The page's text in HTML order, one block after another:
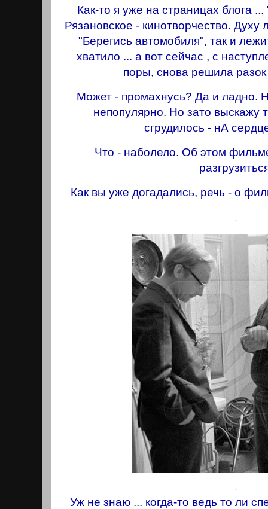
Как-то я уже на страницах блога
Рязановское - кинотворчество.
"Берегись автомобиля", так и
хватило ... а вот сейчас , с
поры, снова решила
Может - промахнусь? Да и ладно.
непопулярно. Но зато выскажу
сгрудилось - нА
Что - наболело. Об этом
Как вы уже догадались, речь - о
.
.
Уж не знаю ... когда-то ведь то ли